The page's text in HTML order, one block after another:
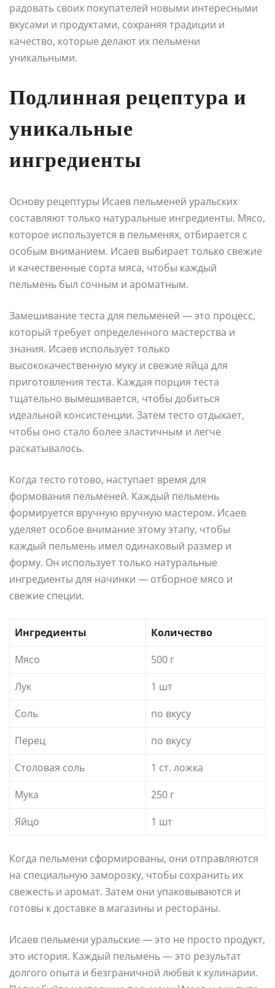
радовать своих покупателей новыми интересными
вкусами и продуктами, сохраняя традиции и
качество, которые делают их пельмени
уникальными.
Подлинная рецептура и
уникальные
ингредиенты
Основу рецептуры Исаев пельменей уральских
составляют только натуральные ингредиенты. Мясо,
которое используется в пельменях, отбирается с
особым вниманием. Исаев выбирает только свежие
и качественные сорта мяса, чтобы каждый
пельмень был сочным и ароматным.
Замешивание теста для пельменей — это процесс,
который требует определенного мастерства и
знания. Исаев использует только
высококачественную муку и свежие яйца для
приготовления теста. Каждая порция теста
тщательно вымешивается, чтобы добиться
идеальной консистенции. Затем тесто отдыхает,
чтобы оно стало более эластичным и легче
раскатывалось.
Когда тесто готово, наступает время для
формования пельменей. Каждый пельмень
формируется вручную вручную мастером. Исаев
уделяет особое внимание этому этапу, чтобы
каждый пельмень имел одинаковый размер и
форму. Он использует только натуральные
ингредиенты для начинки — отборное мясо и
свежие специи.
Ингредиенты
Количество
Мясо
500 г
Лук
1 шт
Соль
по вкусу
Перец
по вкусу
Столовая соль
1 ст. ложка
Мука
250 г
Яйцо
1 шт
Когда пельмени сформированы, они отправляются
на специальную заморозку, чтобы сохранить их
свежесть и аромат. Затем они упаковываются и
готовы к доставке в магазины и рестораны.
Исаев пельмени уральские — это не просто продукт,
это история. Каждый пельмень — это результат
долгого опыта и безграничной любви к кулинарии.